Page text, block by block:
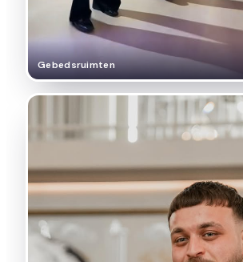
Gebedsruimten